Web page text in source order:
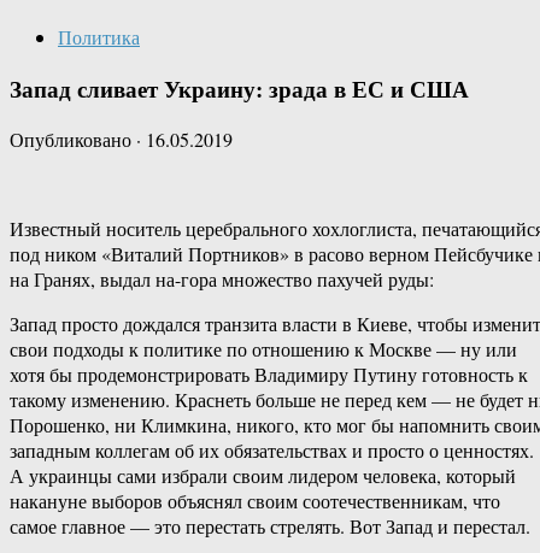
Политика
Запад сливает Украину: зрада в ЕС и США
Опубликовано · 16.05.2019
Известный носитель церебрального хохлоглиста,
под ником «Виталий Портников» в расово верном Пейсбучике
на Гранях, выдал на-гора множество пахучей руды:
Запад просто дождался транзита власти в Киеве, чтобы
свои подходы к политике по отношению к Москве — ну или
хотя бы продемонстрировать Владимиру Путину готовность к
такому изменению. Краснеть больше не перед кем — не будет
Порошенко, ни Климкина, никого, кто мог бы напомнить
западным коллегам об их обязательствах и просто о ценностях.
А украинцы сами избрали своим лидером человека, который
накануне выборов объяснял своим соотечественникам, что
самое главное — это перестать стрелять. Вот Запад и перестал.